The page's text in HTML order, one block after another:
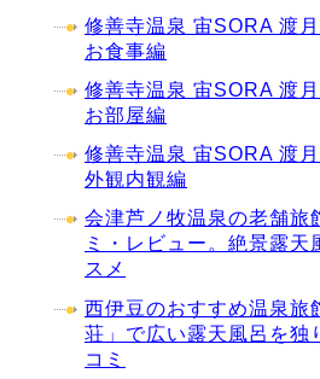
修善寺温泉 宙SORA 渡
お食事編
修善寺温泉 宙SORA 渡
お部屋編
修善寺温泉 宙SORA 渡
外観内観編
会津芦ノ牧温泉の老舗旅
ミ・レビュー。絶景露天
スメ
西伊豆のおすすめ温泉旅
荘」で広い露天風呂を独
コミ